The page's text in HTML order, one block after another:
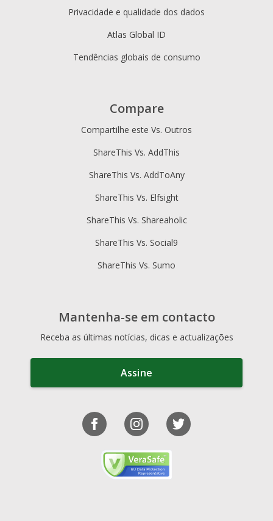
Privacidade e qualidade dos dados
Atlas Global ID
Tendências globais de consumo
Compare
Compartilhe este Vs. Outros
ShareThis Vs. AddThis
ShareThis Vs. AddToAny
ShareThis Vs. Elfsight
ShareThis Vs. Shareaholic
ShareThis Vs. Social9
ShareThis Vs. Sumo
Mantenha-se em contacto
Receba as últimas notícias, dicas e actualizações
Assine